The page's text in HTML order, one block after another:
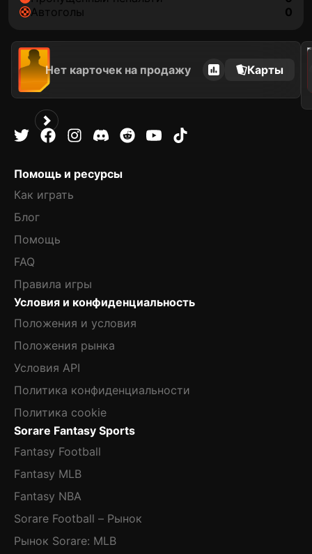
автоголы
0
Нет карточек на продажу Карты
2020
Помощь и ресурсы
Как играть
Блог
Помощь
FAQ
Правила игры
Условия и конфиденциальность
Положения и условия
Положения рынка
Условия API
Политика конфиденциальности
Политика cookie
Sorare Fantasy Sports
Fantasy Football
Fantasy MLB
Fantasy NBA
Sorare Football – Рынок
Рынок Sorare: MLB